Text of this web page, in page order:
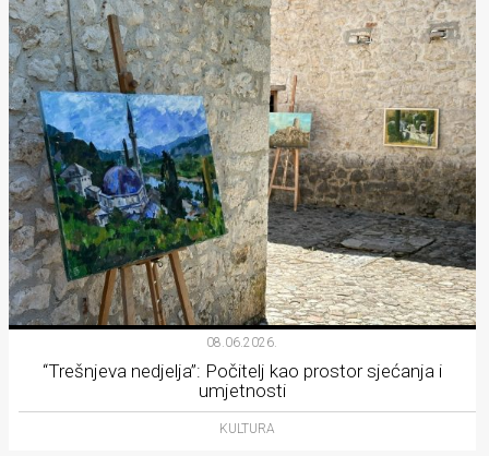
08.06.2026.
“Trešnjeva nedjelja”: Počitelj kao prostor sjećanja i
umjetnosti
KULTURA